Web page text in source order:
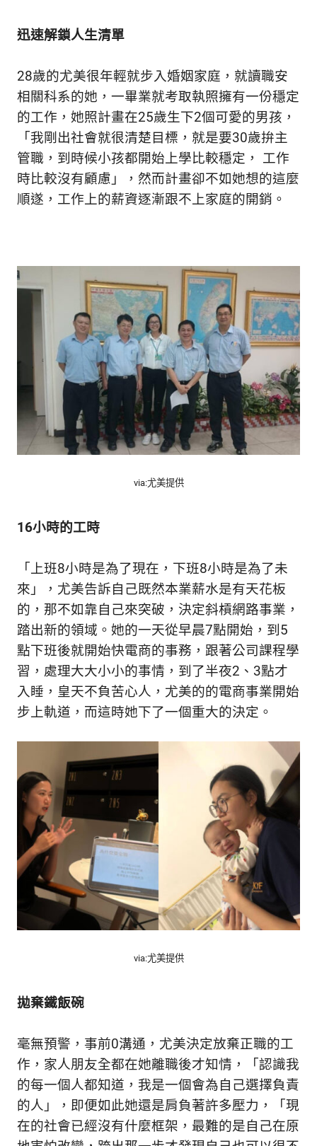
迅速解鎖人生清單
28歲的尤美很年輕就步入婚姻家庭，就讀職安
相關科系的她，一畢業就考取執照擁有一份穩定
的工作，她照計畫在25歲生下2個可愛的男孩，
「我剛出社會就很清楚目標，就是要30歲拚主
管職，到時候小孩都開始上學比較穩定， 工作
時比較沒有顧慮」，然而計畫卻不如她想的這麼
順遂，工作上的薪資逐漸跟不上家庭的開銷。
via:尤美提供
16小時的工時
「上班8小時是為了現在，下班8小時是為了未
來」，尤美告訴自己既然本業薪水是有天花板
的，那不如靠自己來突破，決定斜槓網路事業，
踏出新的領域。她的一天從早晨7點開始，到5
點下班後就開始快電商的事務，跟著公司課程學
習，處理大大小小的事情，到了半夜2、3點才
入睡，皇天不負苦心人，尤美的的電商事業開始
步上軌道，而這時她下了一個重大的決定。
via:尤美提供
拋棄鐵飯碗
毫無預警，事前0溝通，尤美決定放棄正職的工
作，家人朋友全都在她離職後才知情，「認識我
的每一個人都知道，我是一個會為自己選擇負責
的人」，即便如此她還是肩負著許多壓力，「現
在的社會已經沒有什麼框架，最難的是自己在原